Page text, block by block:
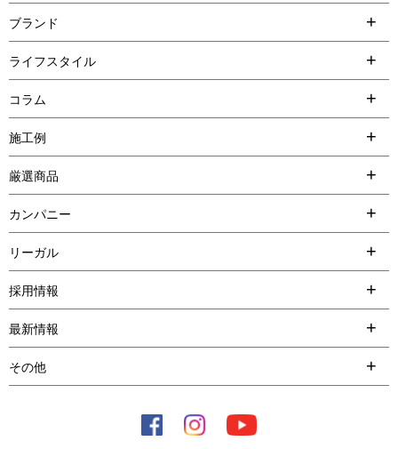
ブランド
ライフスタイル
コラム
施工例
厳選商品
カンパニー
リーガル
採用情報
最新情報
その他